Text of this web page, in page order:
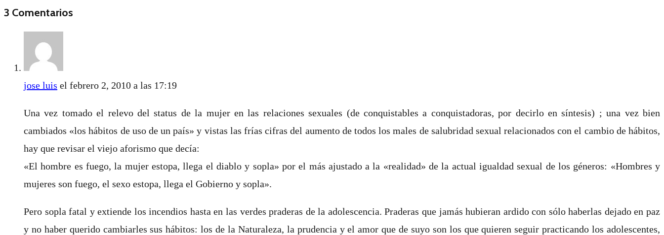
3 Comentarios
jose luis el febrero 2, 2010 a las 17:19
Una vez tomado el relevo del status de la mujer en las relaciones sexuales (de conquistables a conquistadoras, por decirlo en síntesis) ; una vez bien
cambiados «los hábitos de uso de un país» y vistas las frías cifras del aumento de todos los males de salubridad sexual relacionados con el cambio de hábitos,
hay que revisar el viejo aforismo que decía:
«El hombre es fuego, la mujer estopa, llega el diablo y sopla» por el más ajustado a la «realidad» de la actual igualdad sexual de los géneros: «Hombres y
mujeres son fuego, el sexo estopa, llega el Gobierno y sopla».
Pero sopla fatal y extiende los incendios hasta en las verdes praderas de la adolescencia. Praderas que jamás hubieran ardido con sólo haberlas dejado en paz
y no haber querido cambiarles sus hábitos: los de la Naturaleza, la prudencia y el amor que de suyo son los que quieren seguir practicando los adolescentes,